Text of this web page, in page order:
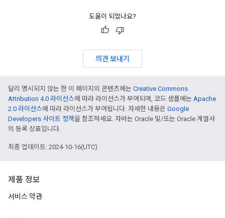
도움이 되었나요?
의견 보내기
달리 명시되지 않는 한 이 페이지의 콘텐츠에는 Creative Commons
Attribution 4.0 라이선스에 따라 라이선스가 부여되며, 코드 샘플에는 Apache
2.0 라이선스에 따라 라이선스가 부여됩니다. 자세한 내용은 Google
Developers 사이트 정책을 참조하세요. 자바는 Oracle 및/또는 Oracle 계열사
의 등록 상표입니다.
최종 업데이트: 2024-10-16(UTC)
제품 정보
서비스 약관